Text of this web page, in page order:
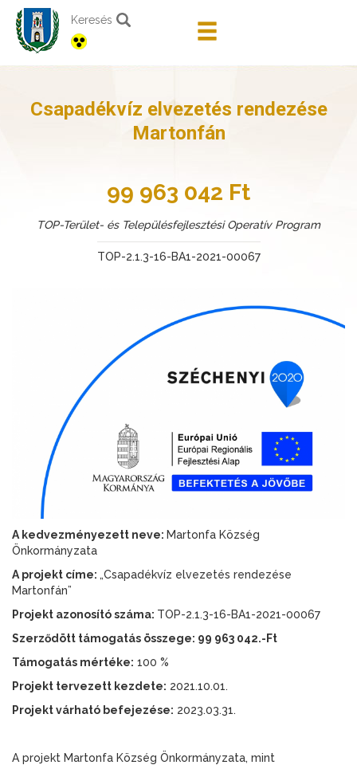
Keresés
Csapadékvíz elvezetés rendezése
Martonfán
99 963 042 Ft
TOP-Terület- és Településfejlesztési Operatív Program
TOP-2.1.3-16-BA1-2021-00067
A kedvezményezett neve: Martonfa Község
Önkormányzata
A projekt címe: „Csapadékvíz elvezetés rendezése
Martonfán”
Projekt azonosító száma: TOP-2.1.3-16-BA1-2021-00067
Szerződött támogatás összege: 99 963 042.-Ft
Támogatás mértéke: 100 %
Projekt tervezett kezdete: 2021.10.01.
Projekt várható befejezése: 2023.03.31.
A projekt Martonfa Község Önkormányzata, mint